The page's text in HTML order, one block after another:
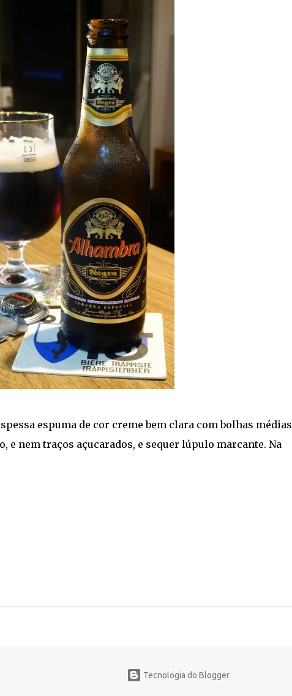
espuma de cor creme bem clara com bolhas médias
e nem traços açucarados, e sequer lúpulo marcante. Na
Tecnologia do Blogger